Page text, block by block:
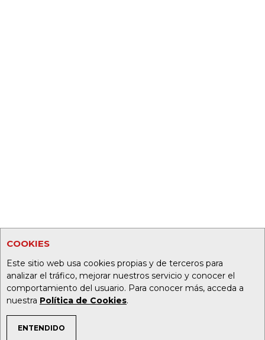
COOKIES
Este sitio web usa cookies propias y de terceros para
analizar el tráfico, mejorar nuestros servicio y conocer el
comportamiento del usuario. Para conocer más, acceda a
nuestra Política de Cookies.
ENTENDIDO